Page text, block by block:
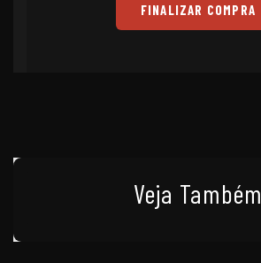
FINALIZAR COMPRA
Veja Também